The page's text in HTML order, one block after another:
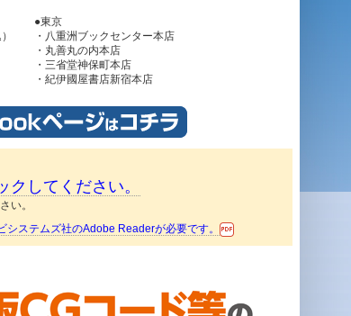
●東京
・八重洲ブックセンター本店
・丸善丸の内本店
・三省堂神保町本店
・紀伊國屋書店新宿本店
クしてください。
い。
ステムズ社のAdobe Readerが必要です。